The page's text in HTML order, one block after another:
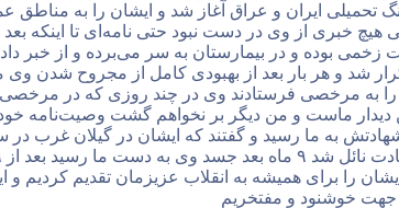
ایران و عراق آغاز شد و ایشان را به مناطق
خبری از وی در دست نبود حتی نامه‌ای تا اینکه بعد
بوده و در بیمارستان به سر می‌برده و از خبر دادن
شد و هر بار بعد از بهبودی کامل از مجروح شدن
را به مرخصی فرستادند وی در چند روزی که در
دیدار ماست و من دیگر بر نخواهم گشت وصیت‌نامه
را برای همیشه به انقلاب عزیزمان تقدیم کردیم و
جهت خوشنود و مفتخریم